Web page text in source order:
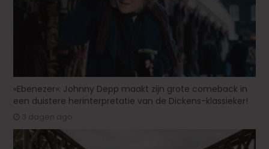
«Ebenezer»: Johnny Depp maakt zijn grote comeback in
een duistere herinterpretatie van de Dickens-klassieker!
3 dagen ago